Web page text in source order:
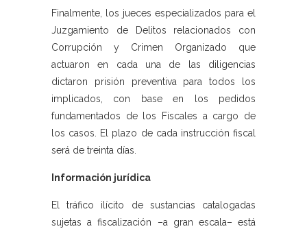
Finalmente, los jueces especializados para el
Juzgamiento de Delitos relacionados con
Corrupción y Crimen Organizado que
actuaron en cada una de las diligencias
dictaron prisión preventiva para todos los
implicados, con base en los pedidos
fundamentados de los Fiscales a cargo de
los casos. El plazo de cada instrucción fiscal
será de treinta días.
Información jurídica
El tráfico ilícito de sustancias catalogadas
sujetas a fiscalización –a gran escala– está